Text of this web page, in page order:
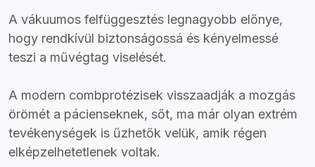
A vákuumos felfüggesztés legnagyobb előnye,
hogy rendkívül biztonságossá és kényelmessé
teszi a művégtag viselését.
A modern combprotézisek visszaadják a mozgás
örömét a pácienseknek, sőt, ma már olyan extrém
tevékenységek is űzhetők velük, amik régen
elképzelhetetlenek voltak.